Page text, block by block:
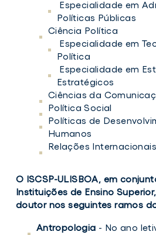
Especialidade em
Políticas Públicas
Ciência Política
Especialidade em
Política
Especialidade em
Estratégicos
Ciências da
Política Social
Políticas de
Humanos
Relações Internacionais
O ISCSP-ULISBOA, em
Instituições de Ensino
doutor nos seguintes ramos
Antropologia - No ano